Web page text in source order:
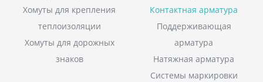
Хомуты для крепления
теплоизоляции
Хомуты для дорожных
знаков
Контактная арматура
Поддерживающая
арматура
Натяжная арматура
Системы маркировки